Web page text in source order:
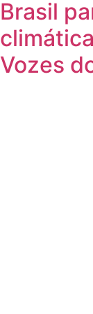
Brasil
Vozes